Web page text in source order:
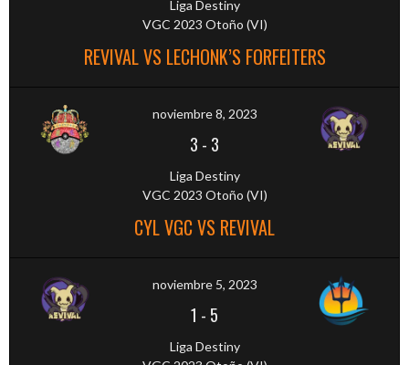
Liga Destiny
VGC 2023 Otoño (VI)
REVIVAL VS LECHONK’S FORFEITERS
noviembre 8, 2023
3 - 3
Liga Destiny
VGC 2023 Otoño (VI)
CYL VGC VS REVIVAL
noviembre 5, 2023
1 - 5
Liga Destiny